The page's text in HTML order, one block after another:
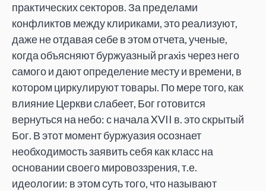
практических секторов. За пределами
конфликтов между клириками, это реализуют,
даже не отдавая себе в этом отчета, ученые,
когда объясняют буржуазный praxis через него
самого и дают определение месту и времени, в
котором циркулируют товары. По мере того, как
влияние Церкви слабеет, Бог готовится
вернуться на небо: с начала XVII в. это скрытый
Бог. В этот момент буржуазия осознает
необходимость заявить себя как класс на
основании своего мировоззрения, т.е.
идеологии: в этом суть того, что называют